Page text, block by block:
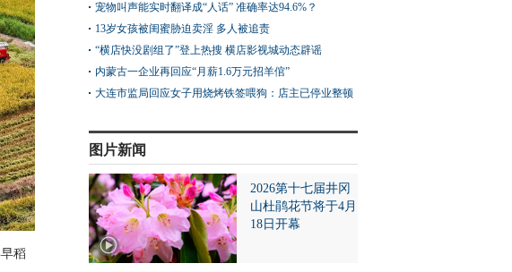
稻
宠物叫声能实时翻译成“人话” 准确率达94.6%？
13岁女孩被闺蜜胁迫卖淫 多人被追责
“横店快没剧组了”登上热搜 横店影视城动态辟谣
内蒙古一企业再回应“月薪1.6万元招羊倌”
大连市监局回应女子用烧烤铁签喂狗：店主已停业整顿
图片新闻
2026第十七届井冈
山杜鹃花节将于4月
18日开幕